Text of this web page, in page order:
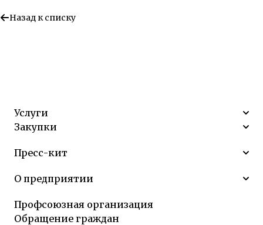
Назад к списку
Услуги
Закупки
Пресс-кит
О предприятии
Профсоюзная организация
Обращение граждан